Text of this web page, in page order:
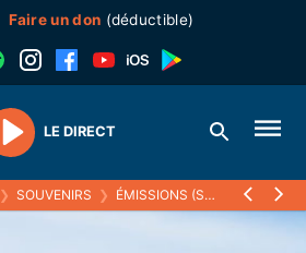
Faire un don (déductible)
Play
LE DIRECT
❯ SOUVENIRS ❯ ÉMISSIONS (SOUVENIRS) ❯